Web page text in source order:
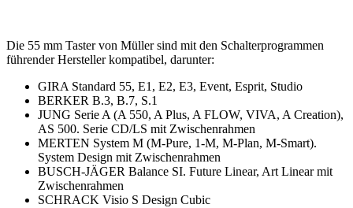
Die 55 mm Taster von Müller sind mit den Schalterprogrammen
führender Hersteller kompatibel, darunter:
GIRA Standard 55, E1, E2, E3, Event, Esprit, Studio
BERKER B.3, B.7, S.1
JUNG Serie A (A 550, A Plus, A FLOW, VIVA, A Creation),
AS 500. Serie CD/LS mit Zwischenrahmen
MERTEN System M (M-Pure, 1-M, M-Plan, M-Smart).
System Design mit Zwischenrahmen
BUSCH-JÄGER Balance SI. Future Linear, Art Linear mit
Zwischenrahmen
SCHRACK Visio S Design Cubic